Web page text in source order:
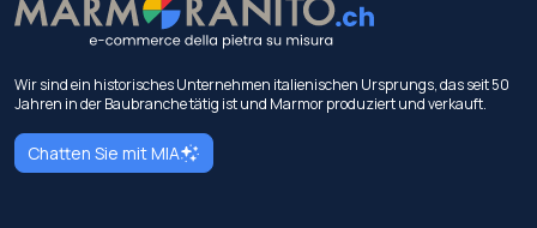
Wir sind ein historisches Unternehmen italienischen Ursprungs, das seit 50
Jahren in der Baubranche tätig ist und Marmor produziert und verkauft.
Chatten Sie mit MIA